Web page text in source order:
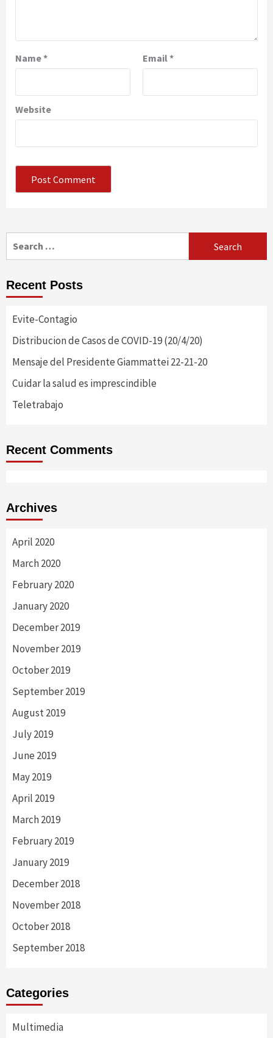
Name* Email*
Website
Recent Posts
Evite-Contagio
Distribucion de Casos de COVID-19 (20/4/20)
Mensaje del Presidente Giammattei 22-21-20
Cuidar la salud es imprescindible
Teletrabajo
Recent Comments
Archives
April 2020
March 2020
February 2020
January 2020
December 2019
November 2019
October 2019
September 2019
August 2019
July 2019
June 2019
May 2019
April 2019
March 2019
February 2019
January 2019
December 2018
November 2018
October 2018
September 2018
Categories
Multimedia